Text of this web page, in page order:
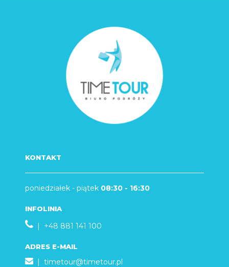
KONTAKT
poniedziałek - piątek 08:30 - 16:30
INFOLINIA
| +48 881 141 100
ADRES E-MAIL
| timetour@timetour.pl